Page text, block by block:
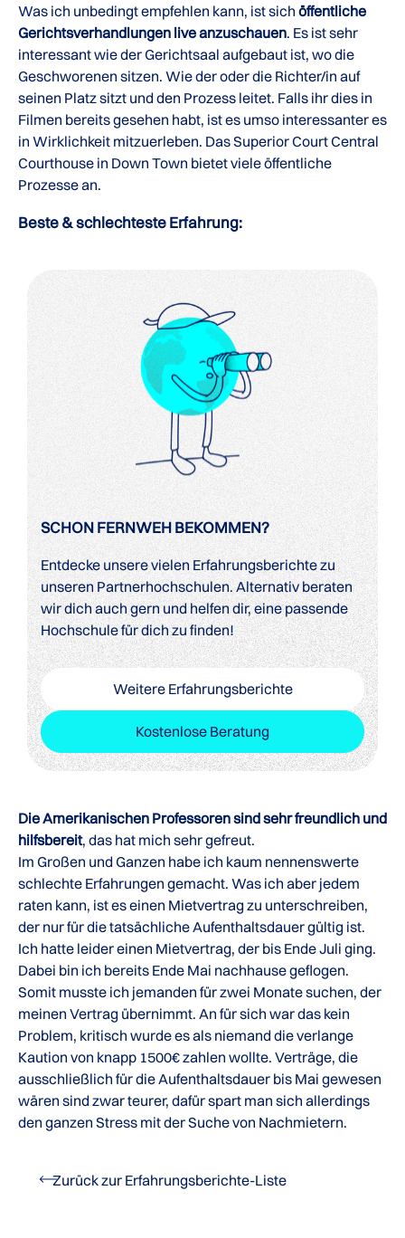
Was ich unbedingt empfehlen kann, ist sich öffentliche
Gerichtsverhandlungen live anzuschauen. Es ist sehr
interessant wie der Gerichtsaal aufgebaut ist, wo die
Geschworenen sitzen. Wie der oder die Richter/in auf
seinen Platz sitzt und den Prozess leitet. Falls ihr dies in
Filmen bereits gesehen habt, ist es umso interessanter es
in Wirklichkeit mitzuerleben. Das Superior Court Central
Courthouse in Down Town bietet viele öffentliche
Prozesse an.
Beste & schlechteste Erfahrung:
SCHON FERNWEH BEKOMMEN?
Entdecke unsere vielen Erfahrungsberichte zu
unseren Partnerhochschulen. Alternativ beraten
wir dich auch gern und helfen dir, eine passende
Hochschule für dich zu finden!
Weitere Erfahrungsberichte
Kostenlose Beratung
Die Amerikanischen Professoren sind sehr freundlich und
hilfsbereit, das hat mich sehr gefreut.
Im Großen und Ganzen habe ich kaum nennenswerte
schlechte Erfahrungen gemacht. Was ich aber jedem
raten kann, ist es einen Mietvertrag zu unterschreiben,
der nur für die tatsächliche Aufenthaltsdauer gültig ist.
Ich hatte leider einen Mietvertrag, der bis Ende Juli ging.
Dabei bin ich bereits Ende Mai nachhause geflogen.
Somit musste ich jemanden für zwei Monate suchen, der
meinen Vertrag übernimmt. An für sich war das kein
Problem, kritisch wurde es als niemand die verlange
Kaution von knapp 1500€ zahlen wollte. Verträge, die
ausschließlich für die Aufenthaltsdauer bis Mai gewesen
wären sind zwar teurer, dafür spart man sich allerdings
den ganzen Stress mit der Suche von Nachmietern.
Zurück zur Erfahrungsberichte-Liste